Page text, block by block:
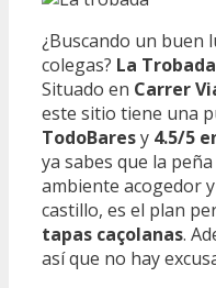
¿Buscando un buen
colegas? La Trobada
Situado en Carrer
este sitio tiene una
TodoBaresy 4.5/5
ya sabes que la
ambiente acogedor
castillo, es el plan
tapas caçolanas.
así que no hay